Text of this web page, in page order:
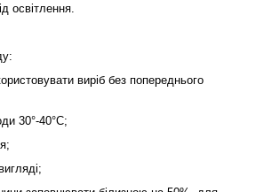
освітлення.
виріб без попереднього
30°-40°C;